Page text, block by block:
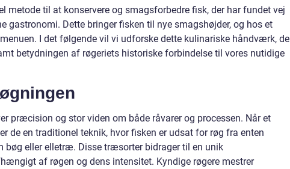
metode til at konservere og smagsforbedre fisk, der har fundet vej
gastronomi. Dette bringer fisken til nye smagshøjder, og hos et
I det følgende vil vi udforske dette kulinariske håndværk, de
betydningen af røgeriets historiske forbindelse til vores nutidige
præcision og stor viden om både råvarer og processen. Når et
de en traditionel teknik, hvor fisken er udsat for røg fra enten
eller elletræ. Disse træsorter bidrager til en unik
af røgen og dens intensitet. Kyndige røgere mestrer